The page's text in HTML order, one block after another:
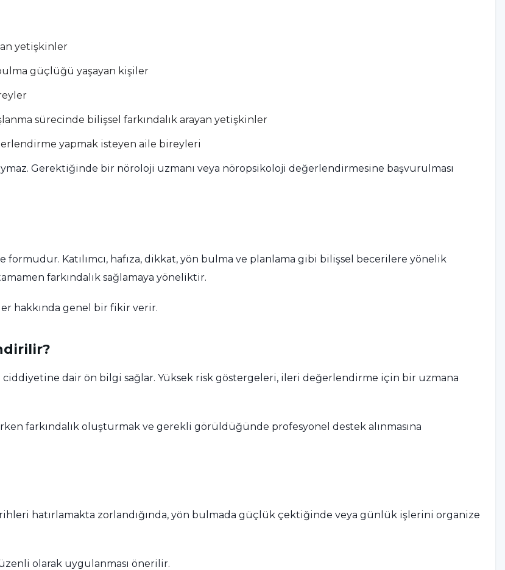
yetişkinler
güçlüğü yaşayan kişiler
sürecinde bilişsel farkındalık arayan yetişkinler
yapmak isteyen aile bireyleri
Gerektiğinde bir nöroloji uzmanı veya nöropsikoloji değerlendirmesine başvurulması
Katılımcı, hafıza, dikkat, yön bulma ve planlama gibi bilişsel becerilere yönelik
farkındalık sağlamaya yöneliktir.
hakkında genel bir fikir verir.
ciddiyetine dair ön bilgi sağlar. Yüksek risk göstergeleri, ileri değerlendirme için bir uzmana
farkındalık oluşturmak ve gerekli görüldüğünde profesyonel destek alınmasına
hatırlamakta zorlandığında, yön bulmada güçlük çektiğinde veya günlük işlerini organize
olarak uygulanması önerilir.